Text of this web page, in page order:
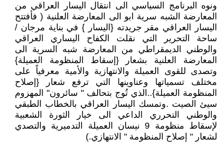
ونوه البرنامج السياسي الى انتقال اليسار العراقي من
المعارضة الشبه سرية ابو الى المعارضة العلنية ( فأفتتح
اليسار العراقي مقر جريدته {اليسار } في بناية مرجان /
ساحة التحرير التي نقلت الكفاح اليساري العراقي
والوطني الديمقراطي من المعارضة شبه السرية الى
المعارضة العلنية بشعار {إسقاط المنظومة العميلة}
وتصدى للقوى العميلة والانتهازية والأمية معرفياً على
مختلف تسمياتها وعناوينها التي ترفع شعار {إصلاح
المنظومة العميلة}..الذي تُوج بتحالف " سائرون" المهزوم
سيئ الصيت .وتمسك اليسار العراقي بالخطاب الطبقي
والوطني التحرري الداعي الى خيار الثورة الشعبية
لإسقاط منظومة 9 نيسان العميلة التدميرية والتصدي
لشعار " إصلاح المنظومة " الانتهازي.)